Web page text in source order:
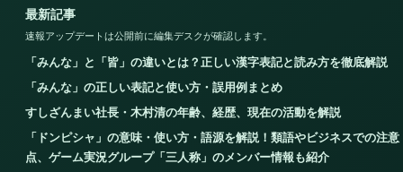
最新記事
速報アップデートは公開前に編集デスクが確認します。
「みんな」と「皆」の違いとは？正しい漢字表記と読み方を徹底解説
「みんな」の正しい表記と使い方・誤用例まとめ
すしざんまい社長・木村清の年齢、経歴、現在の活動を解説
「ドンピシャ」の意味・使い方・語源を解説！類語やビジネスでの注意
点、ゲーム実況グループ「三人称」のメンバー情報も紹介